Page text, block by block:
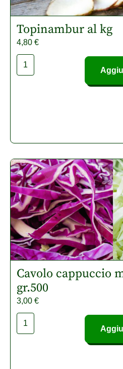
Topinambur al kg
4,80 €
Cavolo cappuccio
gr.500
3,00 €